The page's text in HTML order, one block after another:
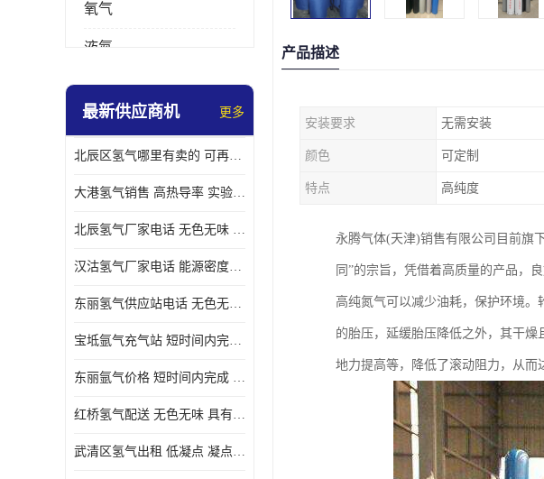
氧气
液氮
乙炔
最新供应商机 更多
北辰区氢气哪里有卖的 可再生 实验室应用
大港氢气销售 高热导率 实验室应用
北辰氢气厂家电话 无色无味 凝点为-259
汉沽氢气厂家电话 能源密度高 储存和传输便利
东丽氢气供应站电话 无色无味 储存和传输便利
宝坻氩气充气站 短时间内完成 人员经过培训
东丽氩气价格 短时间内完成 物流管理优良
红桥氢气配送 无色无味 具有较低的密度
武清区氢气出租 低凝点 凝点为-259
产品描述
安装要求 无需安装
颜色 可定制
特点 高纯度
永腾气体(天津)销售有限公司目前旗
同”的宗旨，凭借着高质量的产品，
高纯氮气可以减少油耗，保护环境
的胎压，延缓胎压降低之外，其干
地力提高等，降低了滚动阻力，从而